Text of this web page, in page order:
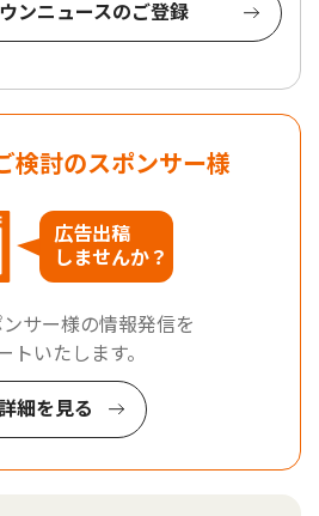
ンニュースのご登録
検討のスポンサー様
広告出稿
しませんか？
サー様の情報発信を
トいたします。
細を見る